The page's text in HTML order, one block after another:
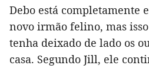
Debo está completamente
novo irmão felino, mas
tenha deixado de lado os
casa. Segundo Jill, ele